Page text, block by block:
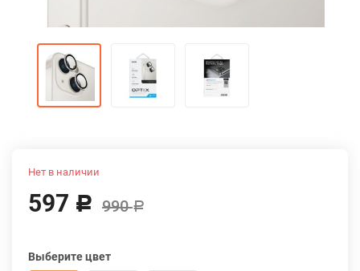
Нет в наличии
597 Р 990Р
Выберите цвет